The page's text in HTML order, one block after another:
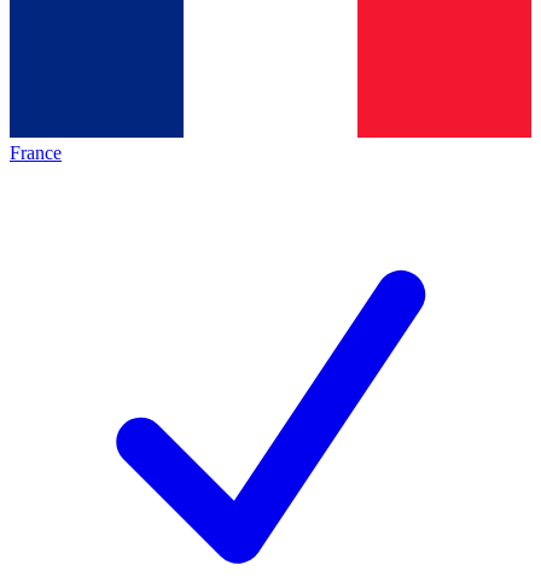
France